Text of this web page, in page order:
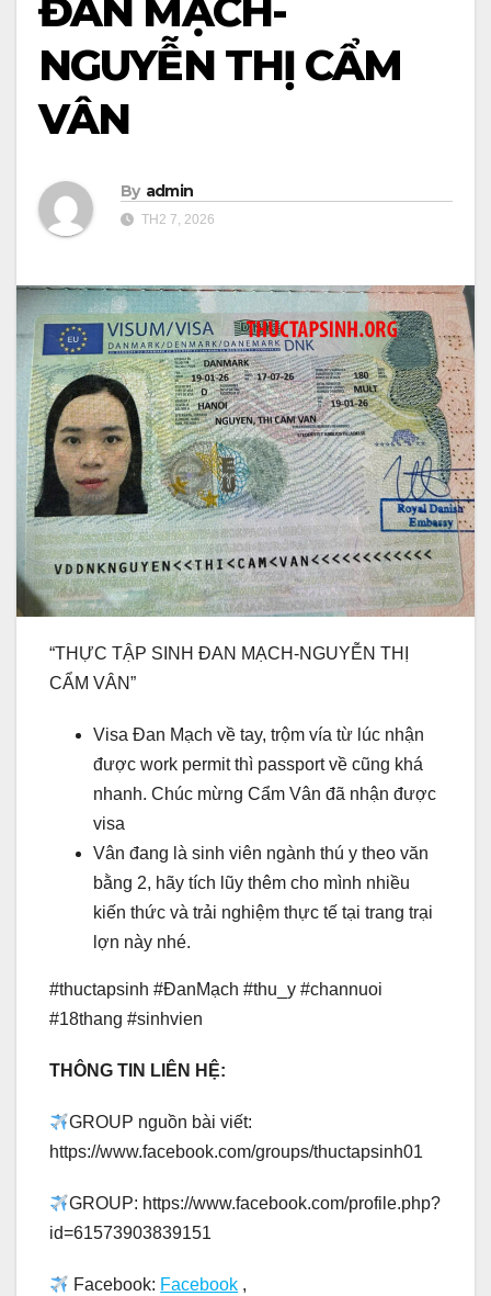
ĐAN MẠCH-
NGUYỄN THỊ CẨM
VÂN
By admin
TH2 7, 2026
“THỰC TẬP SINH ĐAN MẠCH-NGUYỄN THỊ
CẨM VÂN”
Visa Đan Mạch về tay, trộm vía từ lúc nhận
được work permit thì passport về cũng khá
nhanh. Chúc mừng Cẩm Vân đã nhận được
visa
Vân đang là sinh viên ngành thú y theo văn
bằng 2, hãy tích lũy thêm cho mình nhiều
kiến thức và trải nghiệm thực tế tại trang trại
lợn này nhé.
#thuctapsinh #ĐanMạch #thu_y #channuoi
#18thang #sinhvien
THÔNG TIN LIÊN HỆ:
GROUP nguồn bài viết:
https://www.facebook.com/groups/thuctapsinh01
GROUP: https://www.facebook.com/profile.php?
id=61573903839151
Facebook: Facebook ,